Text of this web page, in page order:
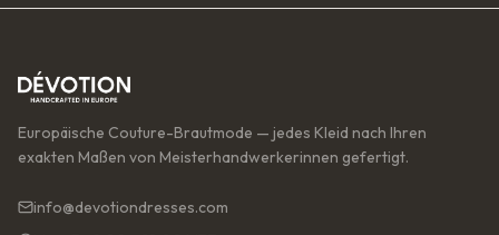
Europäische Couture-Brautmode — jedes Kleid nach Ihren
exakten Maßen von Meisterhandwerkerinnen gefertigt.
info@devotiondresses.com